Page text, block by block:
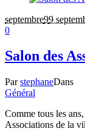
septembre99
0
Salon des
ParstephaneDans
Général
Comme tous les
Associations de la